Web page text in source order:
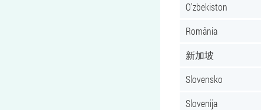
O'zbekiston
România
新加坡
Slovensko
Slovenija